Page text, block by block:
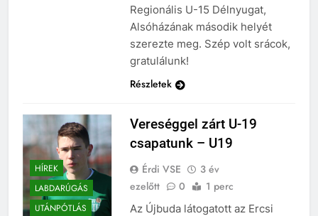
Regionális U-15 Délnyugat,
Alsóházának második helyét
szerezte meg. Szép volt srácok,
gratulálunk!
Részletek
HÍREK
LABDARÚGÁS
UTÁNPÓTLÁS
Vereséggel zárt U-19
csapatunk – U19
Érdi VSE
3 év
ezelőtt
0 1 perc
Az Újbuda látogatott az Ercsi